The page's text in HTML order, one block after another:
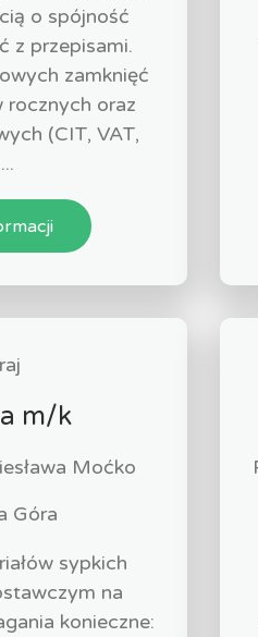
o spójność
z przepisami.
zamknięć
rocznych oraz
(CIT, VAT,
m/k
Moćko
Góra
sypkich
na
konieczne: